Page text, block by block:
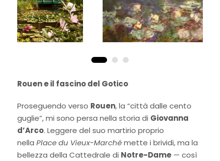
Rouen e il fascino del Gotico
Proseguendo verso Rouen, la “città dalle cento
guglie”, mi sono persa nella storia di Giovanna
d’Arco. Leggere del suo martirio proprio
nella Place du Vieux-Marchémette i brividi, ma la
bellezza della Cattedrale di Notre-Dame — così